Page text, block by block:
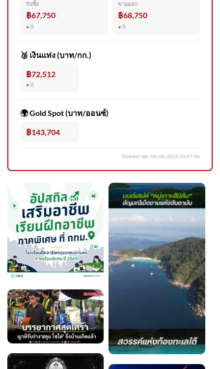
𝙉𝙀𝙒𝙎 : สีดอทองม้วน ช้างป่า
วัยราว 50 ปี ล้มแล้ว หลังทีมสัตว
โรงเรียนเทพศิรินทร์ นนทบุรี
อัพเดทข่าว
ระวังโจs100 ร้านขายของพื้นที่
ในคล 2026-08-06 07:36:00
รับซื้อ
฿67,750
● 0
ขายออก
฿68,750
● 0
🥈 เงินแท่ง (บาท/กก.)
฿72,512
● 0
🌍 Gold Spot (บาท/ออนซ์)
฿143,704
อัปเดตล่าสุด: 08/08/2026 10:07:46